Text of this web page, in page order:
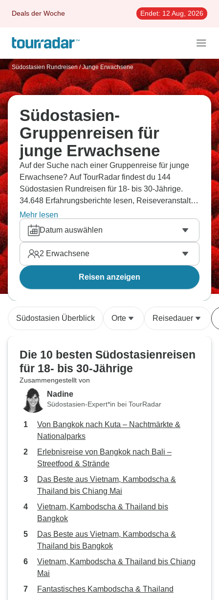
Deals der Woche Endet: 12 Aug, 2026
Südostasien Rundreisen / Junge Erwachsene
Südostasien-
Gruppenreisen für
junge Erwachsene
Auf der Suche nach einer Gruppenreise für junge
Erwachsene? Auf TourRadar findest du 144
Südostasien Rundreisen für 18- bis 30-Jährige.
34.648 Erfahrungsberichte lesen, Reiseveranstalter
vergleichen und die passende Reise flexibel
buchen.
Mehr lesen
Datum auswählen
2 Erwachsene
Reisen anzeigen
Südostasien Überblick Orte Reisedauer
Die 10 besten Südostasienreisen
für 18- bis 30-Jährige
Zusammengestellt von
Nadine
Südostasien-Expert*in bei TourRadar
Von Bangkok nach Kuta – Nachtmärkte &
Nationalparks
Erlebnisreise von Bangkok nach Bali –
Streetfood & Strände
Das Beste aus Vietnam, Kambodscha &
Thailand bis Chiang Mai
Vietnam, Kambodscha & Thailand bis
Bangkok
Das Beste aus Vietnam, Kambodscha &
Thailand bis Bangkok
Vietnam, Kambodscha & Thailand bis Chiang
Mai
Fantastisches Kambodscha & Thailand